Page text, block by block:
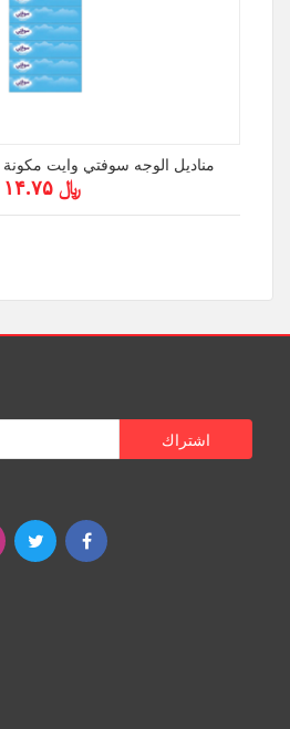
مناديل الوجه سوفتي وايت مكونة من
﷼ ۱۴.۷۵